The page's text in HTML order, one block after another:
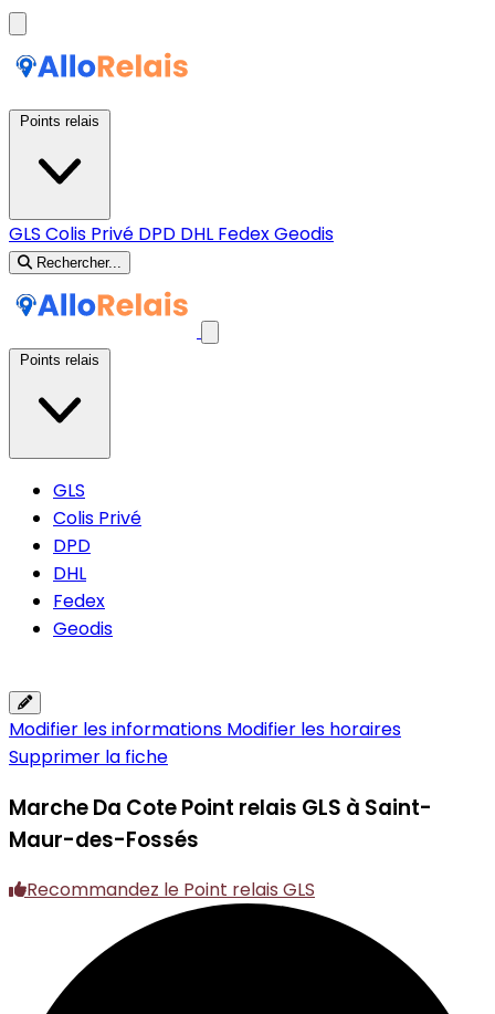
GLS Colis Privé DPD DHL FedexGeodis
Rechercher...
GLS
Colis Privé
DPD
DHL
Fedex
Geodis
Modifier les informations Modifier les horaires
Supprimer la fiche
Marche Da CotePoint relais GLS à Saint-
Maur-des-Fossés
Recommandez le Point relais GLS